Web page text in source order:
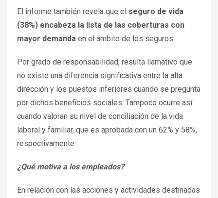
El informe también revela que el seguro de vida
(38%) encabeza la lista de las coberturas con
mayor demanda en el ámbito de los seguros.
Por grado de responsabilidad, resulta llamativo que
no existe una diferencia significativa entre la alta
dirección y los puestos inferiores cuando se pregunta
por dichos beneficios sociales. Tampoco ocurre así
cuando valoran su nivel de conciliación de la vida
laboral y familiar, que es aprobada con un 62% y 58%,
respectivamente.
¿Qué motiva a los empleados?
En relación con las acciones y actividades destinadas